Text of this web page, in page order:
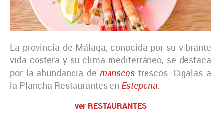
La provincia de Málaga, conocida por su vibrante
vida costera y su clima mediterráneo, se destaca
por la abundancia demariscos frescos. Cigalas a
la Plancha Restaurantes en Estepona.
ver RESTAURANTES